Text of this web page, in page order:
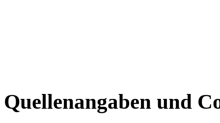
Quellenangaben und